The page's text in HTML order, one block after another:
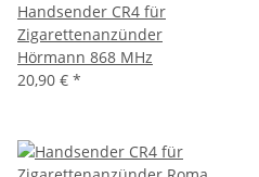
Handsender CR4 für
Zigarettenanzünder
Hörmann 868 MHz
20,90 € *